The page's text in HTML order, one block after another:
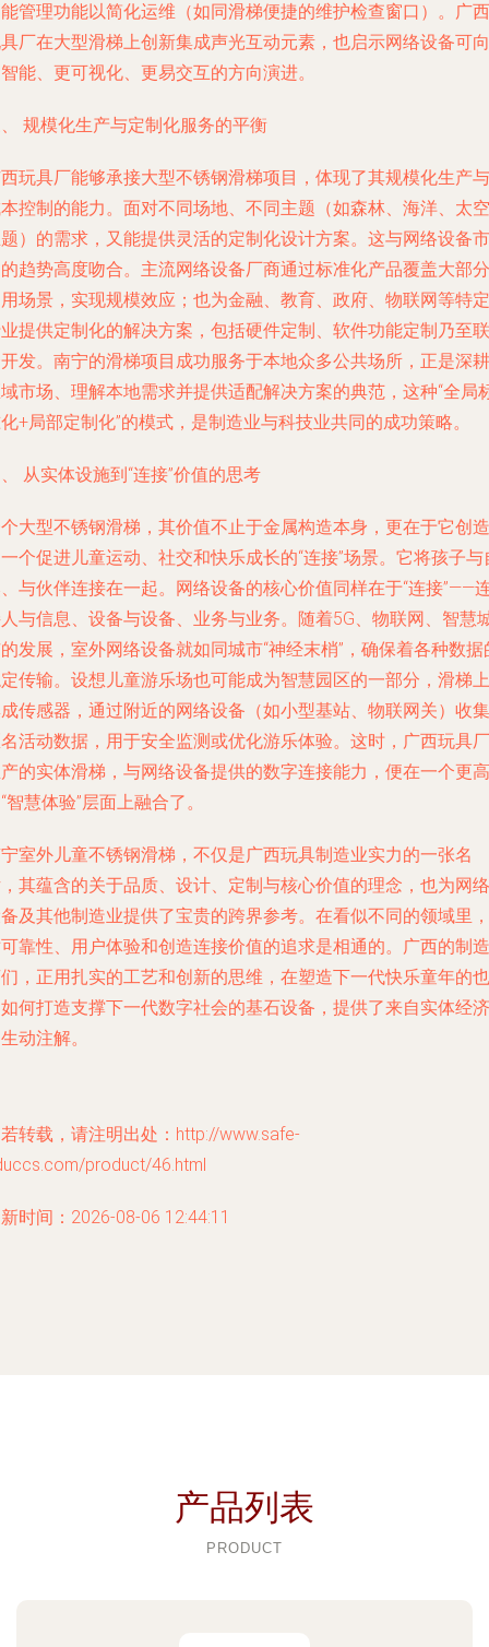
管理功能以简化运维（如同滑梯便捷的维护检查窗口）。广西
厂在大型滑梯上创新集成声光互动元素，也启示网络设备可向
能、更可视化、更易交互的方向演进。
规模化生产与定制化服务的平衡
玩具厂能够承接大型不锈钢滑梯项目，体现了其规模化生产与
控制的能力。面对不同场地、不同主题（如森林、海洋、太空
）的需求，又能提供灵活的定制化设计方案。这与网络设备市
趋势高度吻合。主流网络设备厂商通过标准化产品覆盖大部分
场景，实现规模效应；也为金融、教育、政府、物联网等特定
提供定制化的解决方案，包括硬件定制、软件功能定制乃至联
发。南宁的滑梯项目成功服务于本地众多公共场所，正是深耕
市场、理解本地需求并提供适配解决方案的典范，这种“全局
+局部定制化”的模式，是制造业与科技业共同的成功策略。
从实体设施到“连接”价值的思考
大型不锈钢滑梯，其价值不止于金属构造本身，更在于它创造
个促进儿童运动、社交和快乐成长的“连接”场景。它将孩子与
与伙伴连接在一起。网络设备的核心价值同样在于“连接”——
与信息、设备与设备、业务与业务。随着5G、物联网、智慧
发展，室外网络设备就如同城市“神经末梢”，确保着各种数据
传输。设想儿童游乐场也可能成为智慧园区的一部分，滑梯上
传感器，通过附近的网络设备（如小型基站、物联网关）收集
活动数据，用于安全监测或优化游乐体验。这时，广西玩具厂
的实体滑梯，与网络设备提供的数字连接能力，便在一个更高
智慧体验”层面上融合了。
室外儿童不锈钢滑梯，不仅是广西玩具制造业实力的一张名
其蕴含的关于品质、设计、定制与核心价值的理念，也为网络
及其他制造业提供了宝贵的跨界参考。在看似不同的领域里，
靠性、用户体验和创造连接价值的追求是相通的。广西的制造
，正用扎实的工艺和创新的思维，在塑造下一代快乐童年的也
何打造支撑下一代数字社会的基石设备，提供了来自实体经济
动注解。
转载，请注明出处：http://www.safe-
product/46.html
时间：2026-08-06 12:44:11
产品列表
PRODUCT